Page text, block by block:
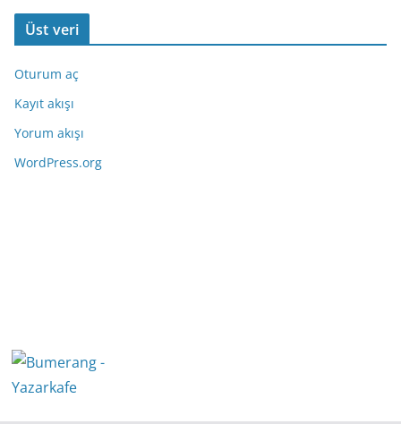
Üst veri
Oturum aç
Kayıt akışı
Yorum akışı
WordPress.org